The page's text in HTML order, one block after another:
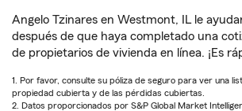
Angelo Tzinares en Westmont, IL le
después de que haya completado una
de propietarios de vivienda en línea. ¡Es
1. Por favor, consulte su póliza de seguro para ver una
propiedad cubierta y de las pérdidas cubiertas.
2. Datos proporcionados por S&P Global Market